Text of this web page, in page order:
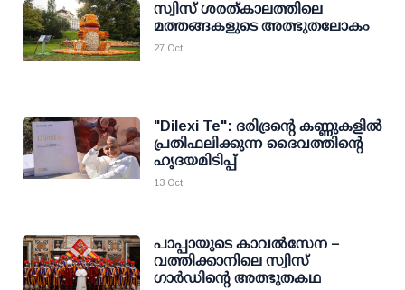
സ്വിസ് ശരത്കാലത്തിലെ
മത്തങ്ങകളുടെ അത്ഭുതലോകം
27 Oct
"Dilexi Te": ദരിദ്രൻ്റെ കണ്ണുകളിൽ
പ്രതിഫലിക്കുന്ന ദൈവത്തിന്റെ
ഹൃദയമിടിപ്പ്
13 Oct
പാപ്പായുടെ കാവൽസേന –
വത്തിക്കാനിലെ സ്വിസ്
ഗാർഡിന്റെ അത്ഭുതകഥ